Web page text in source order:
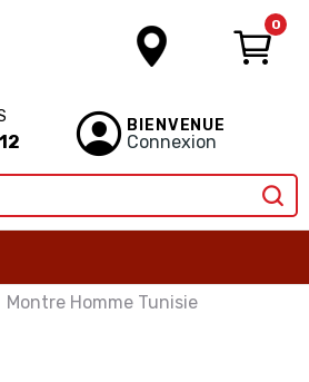
0
BIENVENUE
Connexion
Montre Homme Tunisie